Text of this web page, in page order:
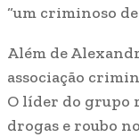
“um criminoso
Além de
associação
O líder do grupo
drogas e roubo